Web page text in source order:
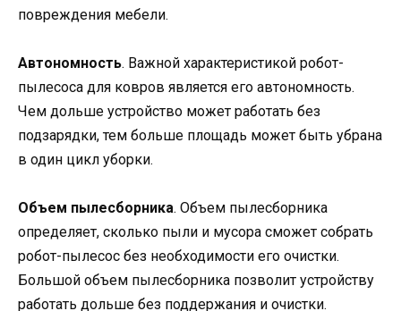
повреждения мебели.
Автономность. Важной характеристикой робот-
пылесоса для ковров является его автономность.
Чем дольше устройство может работать без
подзарядки, тем больше площадь может быть убрана
в один цикл уборки.
Объем пылесборника. Объем пылесборника
определяет, сколько пыли и мусора сможет собрать
робот-пылесос без необходимости его очистки.
Большой объем пылесборника позволит устройству
работать дольше без поддержания и очистки.